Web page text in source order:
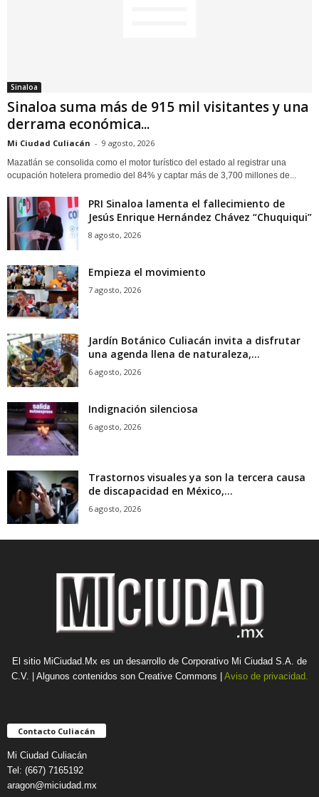
Sinaloa
Sinaloa suma más de 915 mil visitantes y una
derrama económica...
Mi Ciudad Culiacán - 9 agosto, 2026
Mazatlán se consolida como el motor turístico del estado al registrar una
ocupación hotelera promedio del 84% y captar más de 3,700 millones de...
PRI Sinaloa lamenta el fallecimiento de
Jesús Enrique Hernández Chávez “Chuquiqui”
8 agosto, 2026
Empieza el movimiento
7 agosto, 2026
Jardín Botánico Culiacán invita a disfrutar
una agenda llena de naturaleza,...
6 agosto, 2026
Indignación silenciosa
6 agosto, 2026
Trastornos visuales ya son la tercera causa
de discapacidad en México,...
6 agosto, 2026
El sitio MiCiudad.Mx es un desarrollo de Corporativo Mi Ciudad S.A. de
C.V. | Algunos contenidos son Creative Commons | Aviso de privacidad.
Contacto Culiacán
Mi Ciudad Culiacán
Tel: (667) 7165192
aragon@miciudad.mx